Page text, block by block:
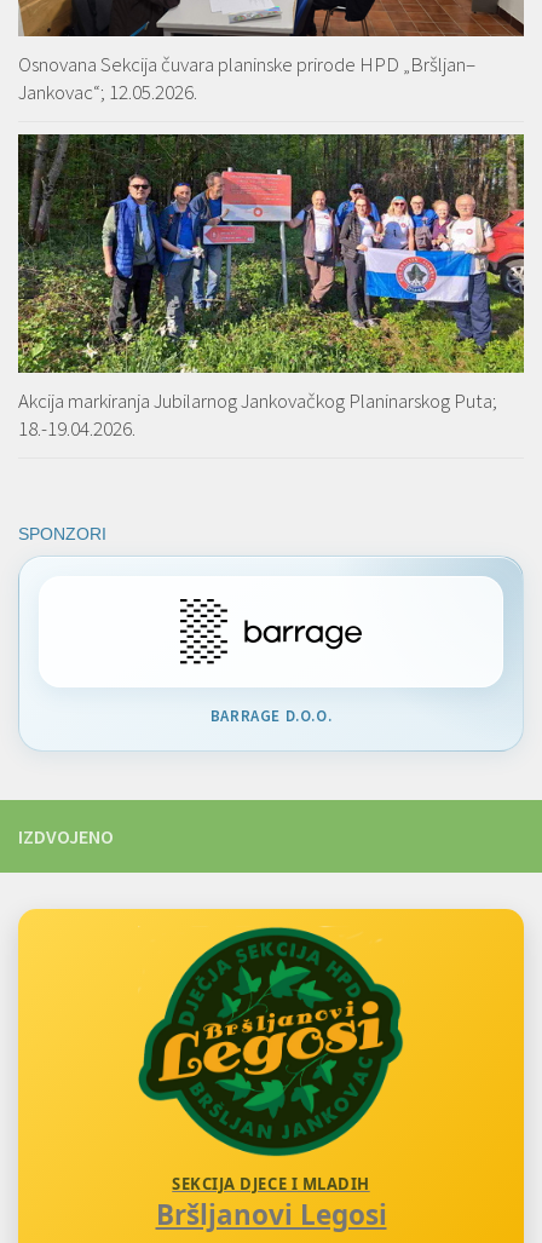
Osnovana Sekcija čuvara planinske prirode HPD „Bršljan–
Jankovac“; 12.05.2026.
Akcija markiranja Jubilarnog Jankovačkog Planinarskog Puta;
18.-19.04.2026.
SPONZORI
BARRAGE D.O.O.
IZDVOJENO
SEKCIJA DJECE I MLADIH
Bršljanovi Legosi